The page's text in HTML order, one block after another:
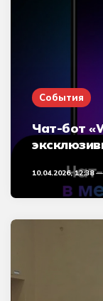
События
Чат-бот
10.04.2026, 12:38